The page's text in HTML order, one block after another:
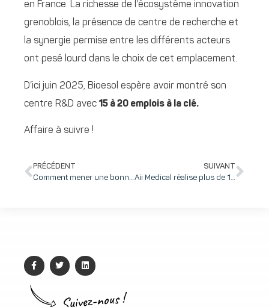
en France. La richesse de l’écosystème innovation
grenoblois, la présence de centre de recherche et
la synergie permise entre les différents acteurs
ont pesé lourd dans le choix de cet emplacement.
D’ici juin 2025, Bioesol espère avoir montré son
centre R&D avec 15 à 20 emplois à la clé.
Affaire à suivre !
PRÉCÉDENT
SUIVANT
Suivez-nous !